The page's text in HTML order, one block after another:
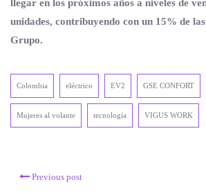
llegar en los próximos años a niveles de
unidades, contribuyendo con un 15% de
Grupo.
Colombia eléctrico EV2 GSE CONFORT
Mujeres al volante tecnología VIGUS WORK
Previous post